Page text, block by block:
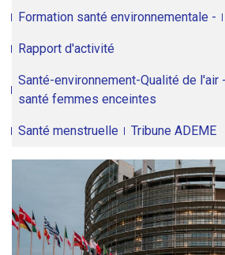
Formation santé environnementale -
Rapport d'activité
Santé-environnement-Qualité de l'air
santé femmes enceintes
Santé menstruelle Tribune ADEME